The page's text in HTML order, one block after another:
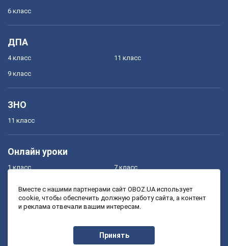
6 класс
ДПА
4 класс
9 класс
11 класс
ЗНО
11 класс
Онлайн уроки
1 класс
3 класс
7 класс
9 класс
Вместе с нашими партнерами сайт OBOZ.UA использует
cookie, чтобы обеспечить должную работу сайта, а контент
и реклама отвечали вашим интересам.
Принять